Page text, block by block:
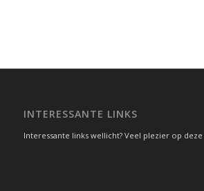
INTERESSANTE LINKS
Interessante links wellicht? Veel plezier op deze